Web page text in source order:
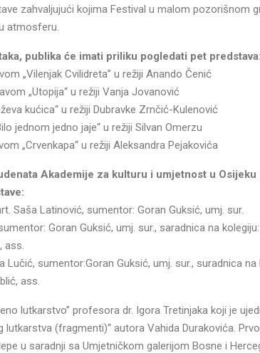
zahvaljujući kojima Festival u malom pozorišnom
atmosferu.
publika će imati priliku pogledati pet predstava:
„Vilenjak Cvilidreta” u režiji Anando Čenić
„Utopija“ u režiji Vanja Jovanović
kućica“ u režiji Dubravke Zrnčić-Kulenović
jednom jedno jaje“ u režiji Silvan Omerzu
„Crvenkapa“ u režiji Aleksandra Pejakovića
Akademije za kulturu i umjetnost u Osijeku
Saša Latinović, sumentor: Goran Guksić, umj. sur.
Goran Guksić, umj. sur., saradnica na
ass.
sumentor:Goran Guksić, umj. sur., suradnica na
ass.
lutkarstvo” profesora dr. Igora Tretinjaka koji je
(fragmenti)“ autora Vahida Durakovića.
u saradnji sa Umjetničkom galerijom Bosne i